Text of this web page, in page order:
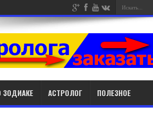
ЗОДИАКЕ АСТРОЛОГ ПОЛЕЗНОЕ